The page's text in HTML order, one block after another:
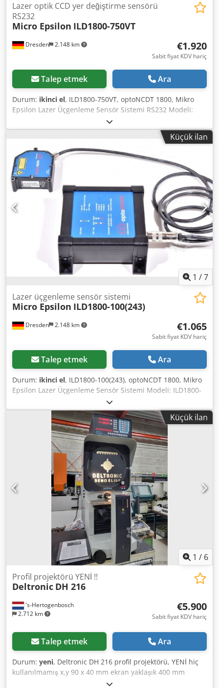
Dresden 2.148 km
Lazer optik CCD yer değiştirme sensörü
RS232
Micro Epsilon ILD1800-750VT
€1.920
Sabit fiyat KDV hariç
Talep etmek Ara
Durum: ikinci el, ILD1800-750VT, optoNCDT 1800, Mikro
Epsilon Lazer Üçgenleme Sensör Sistemi RS232 Modeli:
ILD1800-750VT Durum: Kullanılmış Chodpjq S Snrjfx Afuoa
Küçük ilan
1 /7
Dresden 2.148 km
Lazer üçgenleme sensör sistemi
Micro Epsilon ILD1800-100(243)
€1.065
Sabit fiyat KDV hariç
Talep etmek Ara
Durum: ikinci el, ILD1800-100(243), optoNCDT 1800, Mikro
Epsilon Lazer Üçgenleme Sensör Sistemi Modeli: ILD1800-
100(243) Durum: Kullanılmış Chsdpfjq S Snksx Afusa
Küçük ilan
1 / 6
's-Hertogenbosch
2.712 km
Profil projektörü YENİ !!
Deltronic DH 216
€5.900
Sabit fiyat KDV hariç
Talep etmek Ara
Durum: yeni, Deltronic DH 216 profil projektörü, YENİ hiç
kullanılmamış x,y 90 x 40 mm ekran yaklaşık 400 mm
Codpjvlphpsfx Afuoha 10x büyütme Çeşitli ölçüm ve